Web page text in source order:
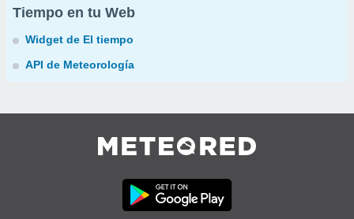
Tiempo en tu Web
Widget de El tiempo
API de Meteorología